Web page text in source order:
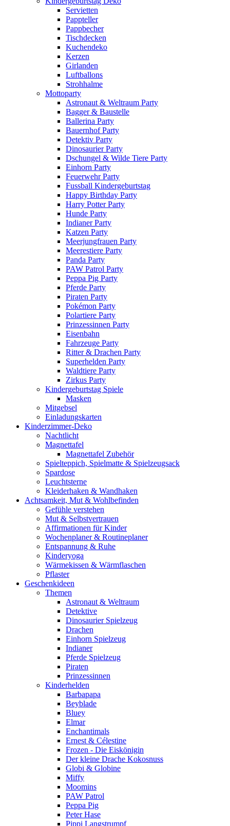
Servietten
Pappteller
Pappbecher
Tischdecken
Kuchendeko
Kerzen
Girlanden
Luftballons
Strohhalme
Mottoparty
Astronaut & Weltraum Party
Bagger & Baustelle
Ballerina Party
Bauernhof Party
Detektiv Party
Dinosaurier Party
Dschungel & Wilde Tiere Party
Einhorn Party
Feuerwehr Party
Fussball Kindergeburtstag
Happy Birthday Party
Harry Potter Party
Hunde Party
Indianer Party
Katzen Party
Meerjungfrauen Party
Meerestiere Party
Panda Party
PAW Patrol Party
Peppa Pig Party
Pferde Party
Piraten Party
Pokémon Party
Polartiere Party
Prinzessinnen Party
Eisenbahn
Fahrzeuge Party
Ritter & Drachen Party
Superhelden Party
Waldtiere Party
Zirkus Party
Kindergeburtstag Spiele
Masken
Mitgebsel
Einladungskarten
Kinderzimmer-Deko
Nachtlicht
Magnettafel
Magnettafel Zubehör
Spielteppich, Spielmatte & Spielzeugsack
Spardose
Leuchtsterne
Kleiderhaken & Wandhaken
Achtsamkeit, Mut & Wohlbefinden
Gefühle verstehen
Mut & Selbstvertrauen
Affirmationen für Kinder
Wochenplaner & Routineplaner
Entspannung & Ruhe
Kinderyoga
Wärmekissen & Wärmflaschen
Pflaster
Geschenkideen
Themen
Astronaut & Weltraum
Detektive
Dinosaurier Spielzeug
Drachen
Einhorn Spielzeug
Indianer
Pferde Spielzeug
Piraten
Prinzessinnen
Kinderhelden
Barbapapa
Beyblade
Bluey
Elmar
Enchantimals
Ernest & Célestine
Frozen - Die Eiskönigin
Der kleine Drache Kokosnuss
Globi & Globine
Miffy
Moomins
PAW Patrol
Peppa Pig
Peter Hase
Pippi Langstrumpf